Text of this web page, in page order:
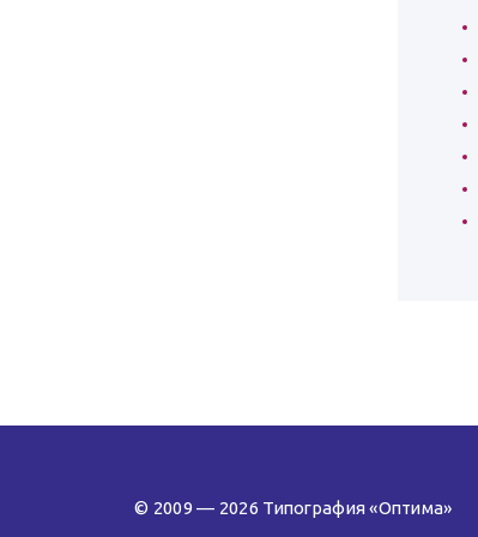
© 2009 — 2026 Типография «Оптима»